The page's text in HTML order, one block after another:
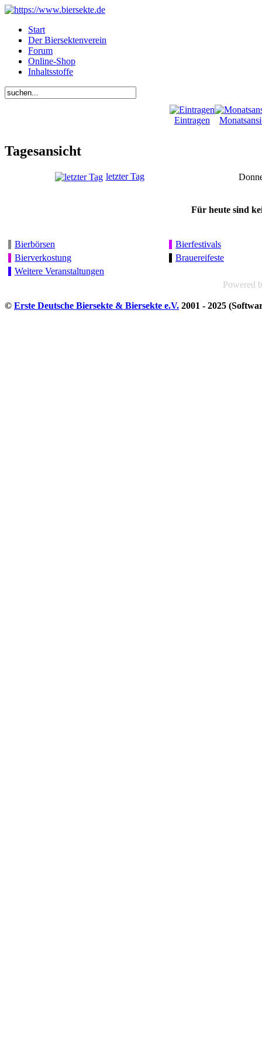
Start
Der Biersektenverein
Forum
Online-Shop
Inhaltsstoffe
Eintragen
Tagesansicht
letzter Tag
Für heute sind
Bierbörsen
Bierfestivals
Bierverkostung
Brauereifeste
Weitere Veranstaltungen
Powered
© Erste Deutsche Biersekte & Biersekte e.V. 2001 - 2025